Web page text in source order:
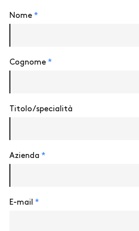
Nome *
Cognome *
Titolo/specialità
Azienda *
E-mail *